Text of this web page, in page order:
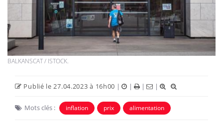
BALKANSCAT / ISTOCK.
Publié le 27.04.2023 à 16h00 | | | |
Mots clés : inflation prix alimentation